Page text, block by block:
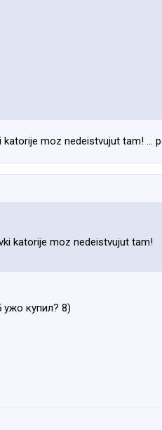
moz nedeistvujut tam! ...
katorije moz nedeistvujut tam!
ужо купил? 8)